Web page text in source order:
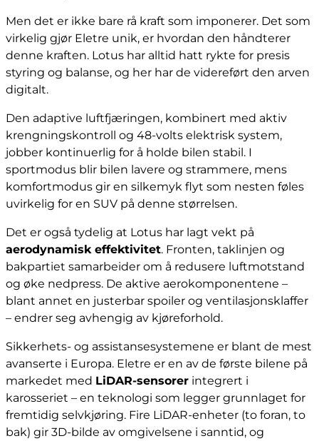
Men det er ikke bare rå kraft som imponerer. Det som
virkelig gjør Eletre unik, er hvordan den håndterer
denne kraften. Lotus har alltid hatt rykte for presis
styring og balanse, og her har de videreført den arven
digitalt.
Den adaptive luftfjæringen, kombinert med aktiv
krengningskontroll og 48-volts elektrisk system,
jobber kontinuerlig for å holde bilen stabil. I
sportmodus blir bilen lavere og strammere, mens
komfortmodus gir en silkemyk flyt som nesten føles
uvirkelig for en SUV på denne størrelsen.
Det er også tydelig at Lotus har lagt vekt på
aerodynamisk effektivitet. Fronten, taklinjen og
bakpartiet samarbeider om å redusere luftmotstand
og øke nedpress. De aktive aerokomponentene –
blant annet en justerbar spoiler og ventilasjonsklaffer
– endrer seg avhengig av kjøreforhold.
Sikkerhets- og assistansesystemene er blant de mest
avanserte i Europa. Eletre er en av de første bilene på
markedet med LiDAR-sensorer integrert i
karosseriet – en teknologi som legger grunnlaget for
fremtidig selvkjøring. Fire LiDAR-enheter (to foran, to
bak) gir 3D-bilde av omgivelsene i sanntid, og